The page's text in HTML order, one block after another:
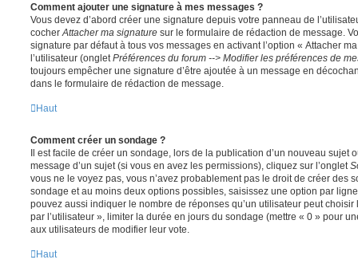
Comment ajouter une signature à mes messages ?
Vous devez d’abord créer une signature depuis votre panneau de
cocher Attacher ma signature sur le formulaire de rédaction de message.
signature par défaut à tous vos messages en activant l’option « Attacher
l’utilisateur (onglet Préférences du forum --> Modifier les préférences de
toujours empêcher une signature d’être ajoutée à un message en
dans le formulaire de rédaction de message.
Haut
Comment créer un sondage ?
Il est facile de créer un sondage, lors de la publication d’un nouveau sujet
message d’un sujet (si vous en avez les permissions), cliquez sur l’onglet
vous ne le voyez pas, vous n’avez probablement pas le droit de créer des
sondage et au moins deux options possibles, saisissez une option par
pouvez aussi indiquer le nombre de réponses qu’un utilisateur peut
par l’utilisateur », limiter la durée en jours du sondage (mettre « 0 » pour
aux utilisateurs de modifier leur vote.
Haut